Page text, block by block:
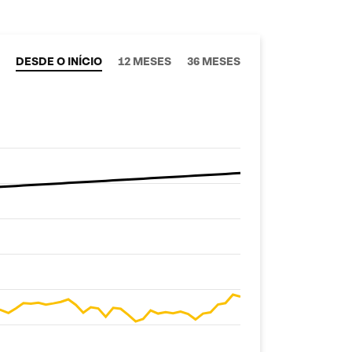
DESDE O INÍCIO 12 MESES 36 MESES